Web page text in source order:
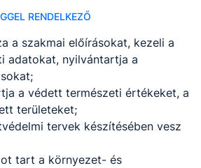
RENDELKEZŐ
a szakmai előírásokat, kezeli a
adatokat, nyilvántartja a
a védett természeti értékeket, a
területeket;
tervek készítésében vesz
tart a környezet- és